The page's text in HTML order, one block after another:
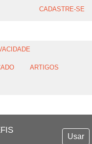
Usar
CADASTRE-SE
ARTIGOS